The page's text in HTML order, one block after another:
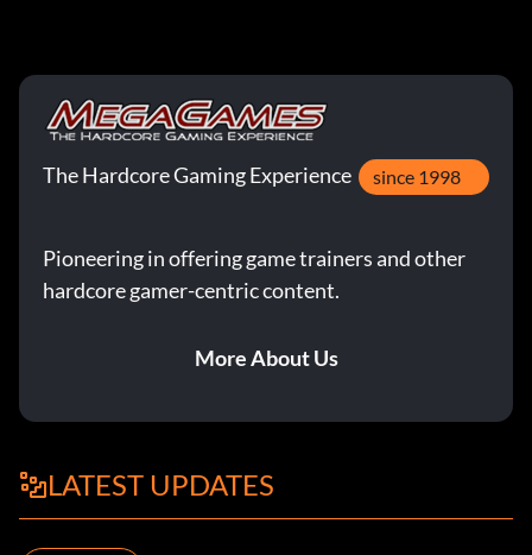
The Hardcore Gaming Experience since 1998
Pioneering in offering game trainers and other
hardcore gamer-centric content.
More About Us
LATEST UPDATES